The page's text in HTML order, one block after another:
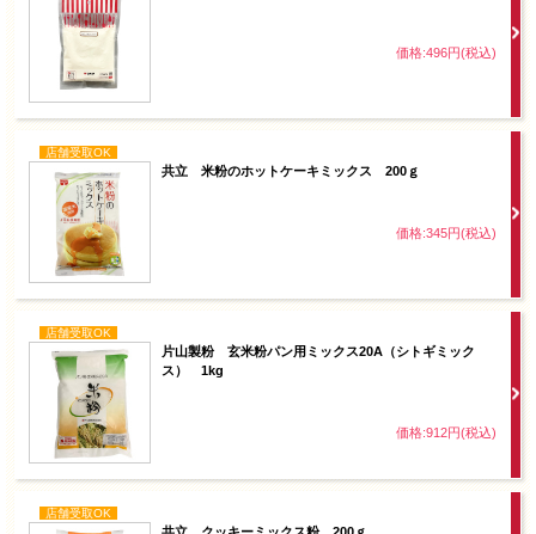
価格:496円(税込)
店舗受取OK
共立 米粉のホットケーキミックス 200ｇ
価格:345円(税込)
店舗受取OK
片山製粉 玄米粉パン用ミックス20A（シトギミック
ス） 1kg
価格:912円(税込)
店舗受取OK